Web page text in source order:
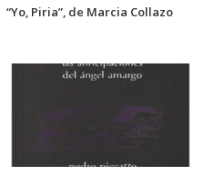
“Yo, Piria”, de Marcia Collazo